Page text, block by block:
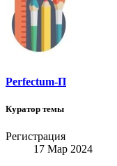
Perfectum-П
Куратор темы
Регистрация
17 Мар 2024